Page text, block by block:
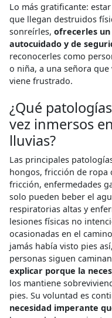
Lo más gratificante:
que llegan destruidos
sonreírles, ofrecerles un
autocuidado y de
reconocerles como
o niña, a una señora
viene frustrado.
¿Qué
vez inmersos
lluvias?
Las principales
hongos, fricción de ropa
fricción, enfermedades
solo pueden beber el
respiratorias altas y
lesiones físicas no
ocasionadas en el
jamás había visto pies
personas siguen
explicar porque la
los mantiene
pies. Su voluntad es
necesidad imperante